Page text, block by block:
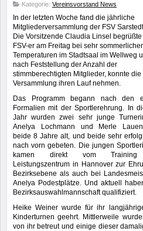
Kategorie: Vereinsvorstand News
In der letzten Woche fand die jährliche
Mitgliederversammlung der FSV
Die Vorsitzende Claudia Linsel begrüßte
FSV-er am Freitag bei sehr
Temperaturen im Stadtsaal im Wellweg
nach Feststellung der Anzahl der
stimmberechtigten Mitglieder, konnte die
Versammlung ihren Lauf nehmen.
Das Programm begann nach den
Formalien mit der Sportlerehrung. In
Jahr wurden zwei sehr junge
Anelya Lochmann und Merle
beide 8 Jahre alt, und beide sehr
nach vorn gebeten. Die jungen
kamen direkt vom
Leistungszentrum in Hannover zur
Bezirksebene als auch bei
Anelya Podestplätze. Und aktuell
Bezirksauswahlmannschaft qualifiziert.
Heike Weiner wurde für ihr
Kinderturnen geehrt. Mittlerweile
von ihr betreut und einige dieser